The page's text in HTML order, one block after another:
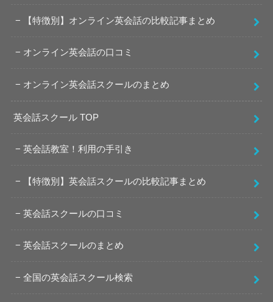
【特徴別】オンライン英会話の比較記事まとめ
オンライン英会話の口コミ
オンライン英会話スクールのまとめ
英会話スクール TOP
英会話教室！利用の手引き
【特徴別】英会話スクールの比較記事まとめ
英会話スクールの口コミ
英会話スクールのまとめ
全国の英会話スクール検索